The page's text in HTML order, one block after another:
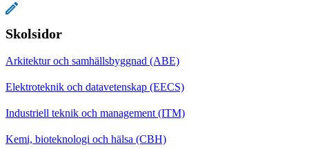
Skolsidor
Arkitektur och samhällsbyggnad (ABE)
Elektroteknik och datavetenskap (EECS)
Industriell teknik och management (ITM)
Kemi, bioteknologi och hälsa (CBH)